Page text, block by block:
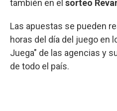
también en el sorteo
Las apuestas se pueden
horas del día del juego en
Juega" de las agencias y
de todo el país.